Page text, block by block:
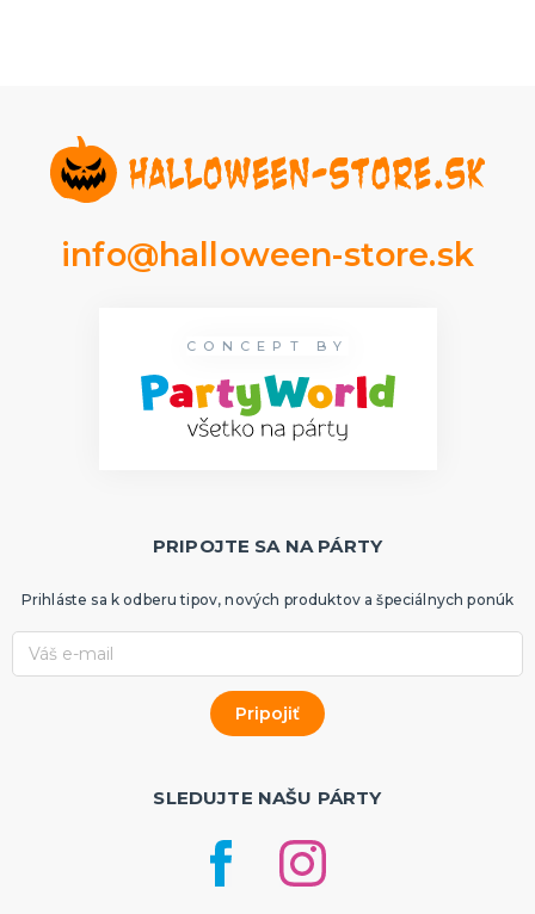
info@halloween-store.sk
CONCEPT BY
PRIPOJTE SA NA PÁRTY
Prihláste sa k odberu tipov, nových produktov a špeciálnych ponúk
SLEDUJTE NAŠU PÁRTY